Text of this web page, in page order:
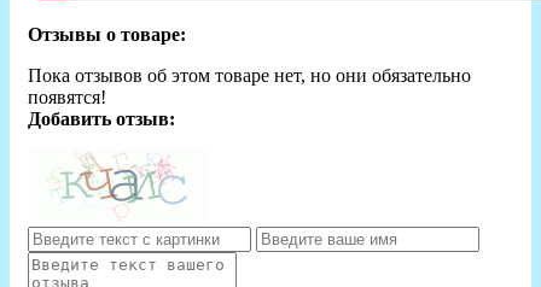
Отзывы о товаре:
Пока отзывов об этом товаре нет, но они обязательно
появятся!
Добавить отзыв: